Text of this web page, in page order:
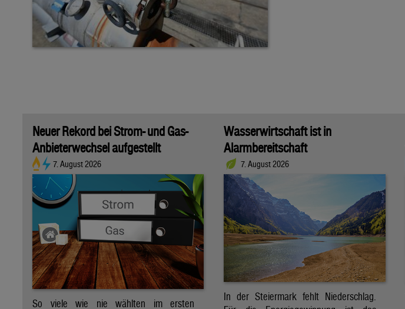
Neuer Rekord bei Strom- und Gas-
Anbieterwechsel aufgestellt
7. August 2026
So viele wie nie wählten im ersten
Wasserwirtschaft ist in
Alarmbereitschaft
7. August 2026
In der Steiermark fehlt Niederschlag.